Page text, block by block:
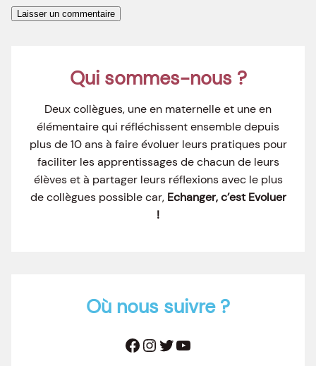
Qui sommes-nous ?
Deux collègues, une en maternelle et une en
élémentaire qui réfléchissent ensemble depuis
plus de 10 ans à faire évoluer leurs pratiques pour
faciliter les apprentissages de chacun de leurs
élèves et à partager leurs réflexions avec le plus
de collègues possible car, Echanger, c’est Evoluer
!
Où nous suivre ?
Facebook Instagram Twitter YouTube